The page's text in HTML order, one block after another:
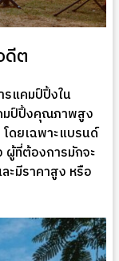
ดีต
รแคมป์ปิ้งใน
มป์ปิ้งคุณภาพสูง
ดยเฉพาะแบรนด์
ผู้ที่ต้องการมักจะ
ะมีราคาสูง หรือ